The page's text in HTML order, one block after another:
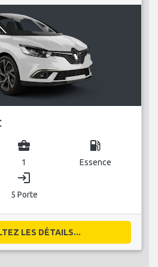
business_center
1
local_gas_station
Essence
login
5 Porte
LES DÉTAILS...